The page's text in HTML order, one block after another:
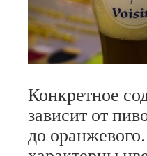
Конкретное
зависит от
до